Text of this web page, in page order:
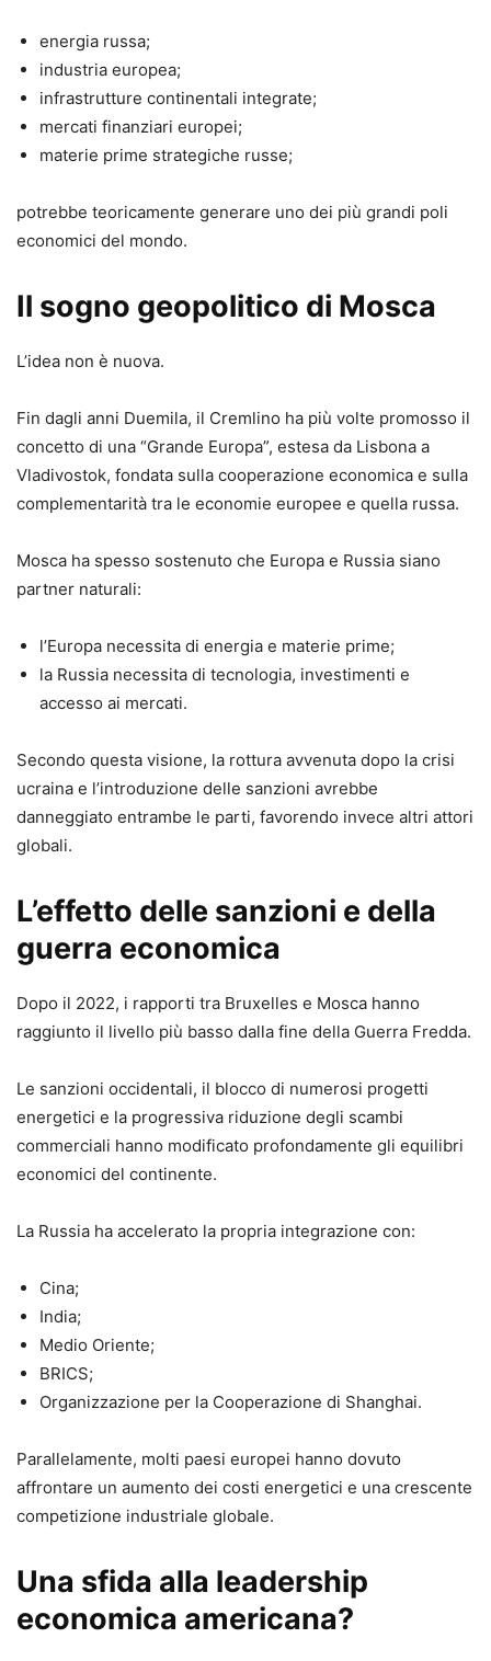
energia russa;
industria europea;
infrastrutture continentali integrate;
mercati finanziari europei;
materie prime strategiche russe;
potrebbe teoricamente generare uno dei più grandi poli
economici del mondo.
Il sogno geopolitico di Mosca
L’idea non è nuova.
Fin dagli anni Duemila, il Cremlino ha più volte promosso il
concetto di una “Grande Europa”, estesa da Lisbona a
Vladivostok, fondata sulla cooperazione economica e sulla
complementarità tra le economie europee e quella russa.
Mosca ha spesso sostenuto che Europa e Russia siano
partner naturali:
l’Europa necessita di energia e materie prime;
la Russia necessita di tecnologia, investimenti e
accesso ai mercati.
Secondo questa visione, la rottura avvenuta dopo la crisi
ucraina e l’introduzione delle sanzioni avrebbe
danneggiato entrambe le parti, favorendo invece altri attori
globali.
L’effetto delle sanzioni e della
guerra economica
Dopo il 2022, i rapporti tra Bruxelles e Mosca hanno
raggiunto il livello più basso dalla fine della Guerra Fredda.
Le sanzioni occidentali, il blocco di numerosi progetti
energetici e la progressiva riduzione degli scambi
commerciali hanno modificato profondamente gli equilibri
economici del continente.
La Russia ha accelerato la propria integrazione con:
Cina;
India;
Medio Oriente;
BRICS;
Organizzazione per la Cooperazione di Shanghai.
Parallelamente, molti paesi europei hanno dovuto
affrontare un aumento dei costi energetici e una crescente
competizione industriale globale.
Una sfida alla leadership
economica americana?